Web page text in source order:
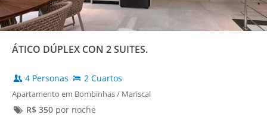
ÁTICO DÚPLEX CON 2 SUITES.
4 Personas 2 Cuartos
Apartamento em Bombinhas / Mariscal
R$ 350por noche